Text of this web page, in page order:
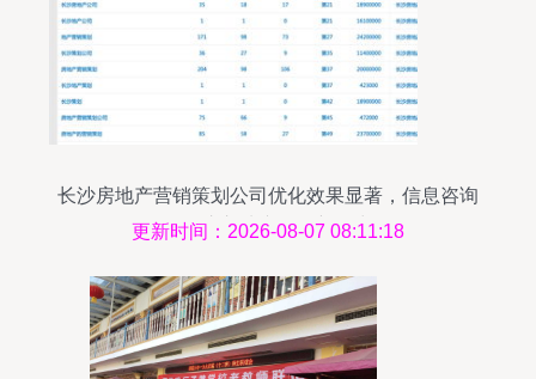
长沙房地产营销策划公司优化效果显著，信息咨询
服务注入地产发展新动力
更新时间：2026-08-07 08:11:18